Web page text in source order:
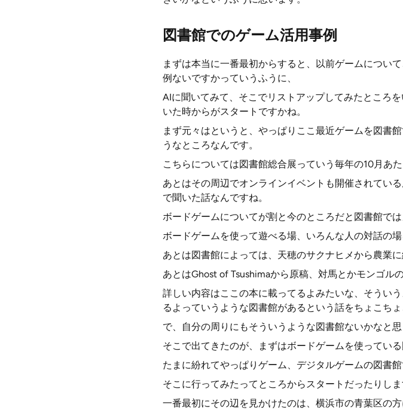
図書館でのゲーム活用事例
まずは本当に一番最初からすると、以前ゲームについ
例ないですかっていうふうに、
AIに聞いてみて、そこでリストアップしてみたところ
いた時からがスタートですかね。
まず元々はというと、やっぱりここ最近ゲームを図書
うなところなんです。
こちらについては図書館総合展っていう毎年の10月あ
あとはその周辺でオンラインイベントも開催されてい
で聞いた話なんですね。
ボードゲームについてが割と今のところだと図書館で
ボードゲームを使って遊べる場、いろんな人の対話の
あとは図書館によっては、天穂のサクナヒメから農業に
あとはGhost of Tsushimaから原稿、対馬とかモンゴル
詳しい内容はここの本に載ってるよみたいな、そうい
るよっていうような図書館があるという話をちょこちょ
で、自分の周りにもそういうような図書館ないかなと
そこで出てきたのが、まずはボードゲームを使っている
たまに紛れてやっぱりゲーム、デジタルゲームの図書
そこに行ってみたってところからスタートだったりしま
一番最初にその辺を見かけたのは、横浜市の青葉区の方